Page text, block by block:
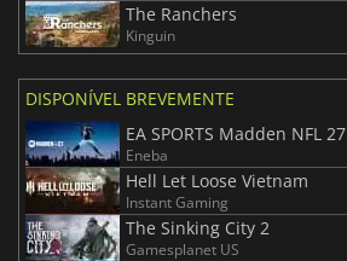
The Ranchers
Kinguin
DISPONÍVEL BREVEMENTE
EA SPORTS Madden NFL 27
Eneba
Hell Let Loose Vietnam
Instant Gaming
The Sinking City 2
Gamesplanet US